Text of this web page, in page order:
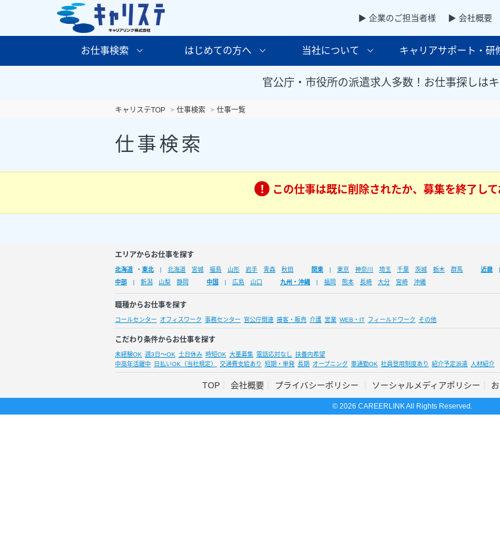
▶ 企業のご担当者様 ▶ 会社概要
お仕事検索 はじめての方へ 当社について キャリアサポート・研
官公庁・市役所の派遣求人多数！お仕事探しは
キャリステTOP 仕事検索 仕事一覧
仕事検索
この仕事は既に削除されたか、募集を終了して
エリアからお仕事を探す
北海道 ・ 東北 北海道 宮城 福島 山形 岩手 青森 秋田 関東 東京 神奈川 埼玉 千葉 茨城 栃木 群馬 近畿
中部
新潟 山梨 静岡 中国 広島 山口 九州・沖縄 福岡 熊本 長崎 大分 宮崎 沖縄
職種からお仕事を探す
コールセンター オフィスワーク 事務センター 官公庁関連 接客・販売 介護 営業 WEB・IT フィールドワーク その他
こだわり条件からお仕事を探す
未経験OK 週3日～OK 土日休み 時短OK 大量募集 電話応対なし 扶養内希望
中高年活躍中
日払いOK（当社規定） 交通費支給あり 短期・単発 長期 オープニング 車通勤OK 社員登用制度あり 紹介予定派遣 人材紹介
TOP 会社概要 プライバシーポリシー ソーシャルメディアポリシー
© 2026 CAREERLINK All Rights Reserved.